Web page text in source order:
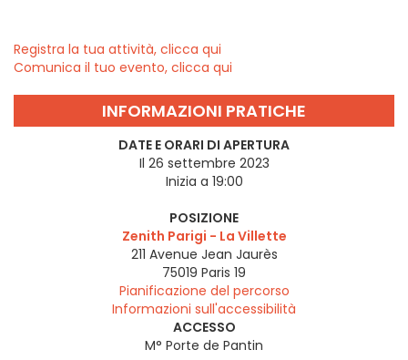
Registra la tua attività, clicca qui
Comunica il tuo evento, clicca qui
INFORMAZIONI PRATICHE
DATE E ORARI DI APERTURA
Il 26 settembre 2023
Inizia a 19:00
POSIZIONE
Zenith Parigi - La Villette
211 Avenue Jean Jaurès
75019 Paris 19
Pianificazione del percorso
Informazioni sull'accessibilità
ACCESSO
M° Porte de Pantin